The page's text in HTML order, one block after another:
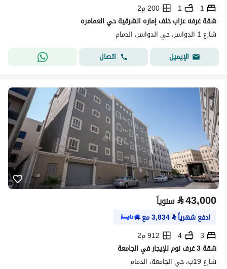
1
1
200 م2
شقة غرفه عزاب خلف إماره الشرقية حي العمامره
شارع 1 الدواسر، حي الدواسر، الدمام
الإيميل
اتصال
⃁43,000 سنوياً
ادفع شهرياً⃁
3,834مع
3
4
912 م2
شقة 3 غرف نوم للإيجار في الجامعة
شارع 19ب، حي الجامعة، الدمام